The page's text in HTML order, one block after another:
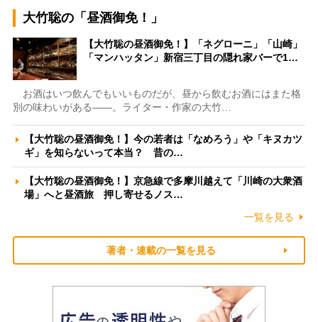
大竹聡の「昼酒御免！」
【大竹聡の昼酒御免！】「ネグローニ」「山崎」
「マンハッタン」新宿三丁目の隠れ家バーで1…
お酒はいつ飲んでもいいものだが、昼から飲むお酒にはまた格
別の味わいがある――。ライター・作家の大竹…
【大竹聡の昼酒御免！】今の若者は「なめろう」や「キヌカツ
ギ」を知らないって本当？ 昔の…
【大竹聡の昼酒御免！】京急線で多摩川越えて「川崎の大衆酒
場」へと昼酒旅 押し寄せるノス…
一覧を見る
著者・連載の一覧を見る